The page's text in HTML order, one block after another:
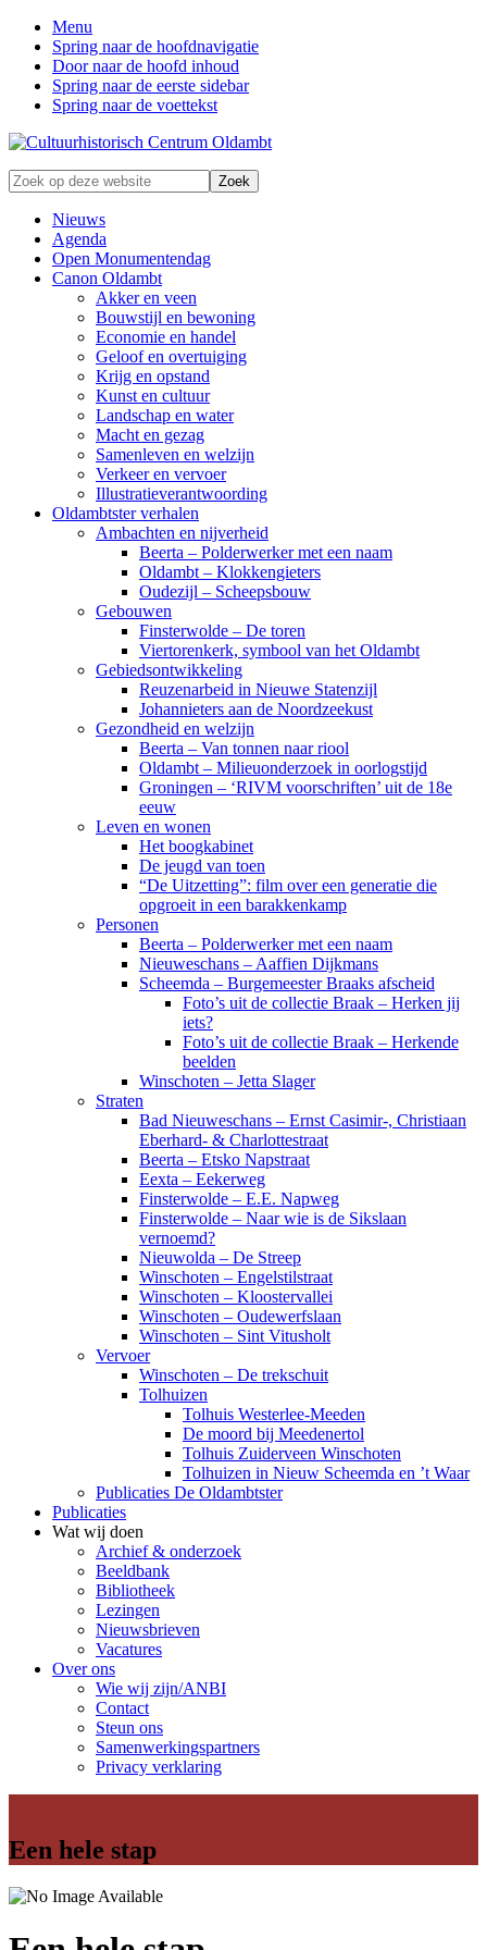
Menu
Spring naar de hoofdnavigatie
Door naar de hoofd inhoud
Spring naar de eerste sidebar
Spring naar de voettekst
Zonder
verleden
geen
toekomst
Zoek
op
deze
website
Nieuws
Agenda
Open Monumentendag
Canon Oldambt
Akker en veen
Bouwstijl en bewoning
Economie en handel
Geloof en overtuiging
Krijg en opstand
Kunst en cultuur
Landschap en water
Macht en gezag
Samenleven en welzijn
Verkeer en vervoer
Illustratieverantwoording
Oldambtster verhalen
Ambachten en nijverheid
Beerta – Polderwerker met een naam
Oldambt – Klokkengieters
Oudezijl – Scheepsbouw
Gebouwen
Finsterwolde – De toren
Viertorenkerk, symbool van het Oldambt
Gebiedsontwikkeling
Reuzenarbeid in Nieuwe Statenzijl
Johannieters aan de Noordzeekust
Gezondheid en welzijn
Beerta – Van tonnen naar riool
Oldambt – Milieuonderzoek in oorlogstijd
Groningen – ‘RIVM voorschriften’ uit de 18e
eeuw
Leven en wonen
Het boogkabinet
De jeugd van toen
“De Uitzetting”: film over een generatie die
opgroeit in een barakkenkamp
Personen
Beerta – Polderwerker met een naam
Nieuweschans – Aaffien Dijkmans
Scheemda – Burgemeester Braaks afscheid
Foto’s uit de collectie Braak – Herken jij
iets?
Foto’s uit de collectie Braak – Herkende
beelden
Winschoten – Jetta Slager
Straten
Bad Nieuweschans – Ernst Casimir-, Christiaan
Eberhard- & Charlottestraat
Beerta – Etsko Napstraat
Eexta – Eekerweg
Finsterwolde – E.E. Napweg
Finsterwolde – Naar wie is de Sikslaan
vernoemd?
Nieuwolda – De Streep
Winschoten – Engelstilstraat
Winschoten – Kloostervallei
Winschoten – Oudewerfslaan
Winschoten – Sint Vitusholt
Vervoer
Winschoten – De trekschuit
Tolhuizen
Tolhuis Westerlee-Meeden
De moord bij Meedenertol
Tolhuis Zuiderveen Winschoten
Tolhuizen in Nieuw Scheemda en ’t Waar
Publicaties De Oldambtster
Publicaties
Wat wij doen
Archief & onderzoek
Beeldbank
Bibliotheek
Lezingen
Nieuwsbrieven
Vacatures
Over ons
Wie wij zijn/ANBI
Contact
Steun ons
Samenwerkingspartners
Privacy verklaring
Een hele stap